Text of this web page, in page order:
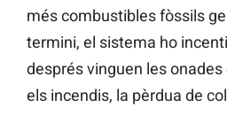
més combustibles fòssils
termini, el sistema ho
després vinguen les onades
els incendis, la pèrdua de